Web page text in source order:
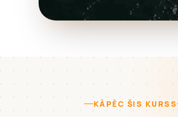
KĀPĒC ŠIS KURSS